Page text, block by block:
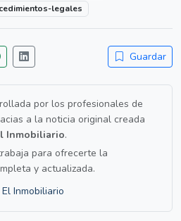
legales
Guardar
por los profesionales de
a la noticia original creada
Inmobiliario.
para ofrecerte la
y actualizada.
Inmobiliario